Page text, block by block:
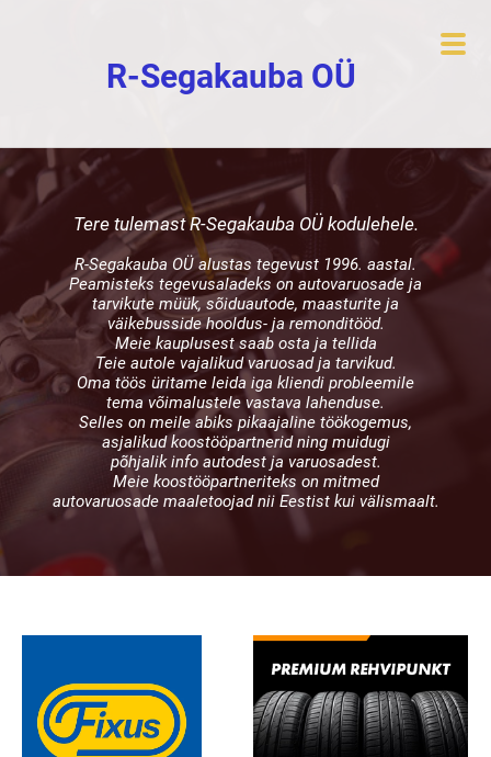
R-Segakauba OÜ
Tere tulemast R-Segakauba OÜ kodulehele.
R-Segakauba OÜ alustas tegevust 1996. aastal.
Peamisteks tegevusaladeks on autovaruosade ja
tarvikute müük, sõiduautode, maasturite ja
väikebusside hooldus- ja remonditööd.
Meie kauplusest saab osta ja tellida
Teie autole vajalikud varuosad ja tarvikud.
Oma töös üritame leida iga kliendi probleemile
tema võimalustele vastava lahenduse.
Selles on meile abiks pikaajaline töökogemus,
asjalikud koostööpartnerid ning muidugi
põhjalik info autodest ja varuosadest.
Meie koostööpartneriteks on mitmed
autovaruosade maaletoojad nii Eestist kui välismaalt.